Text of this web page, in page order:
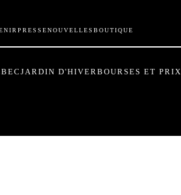
PRESSENOUVELLES BOUTIQUE
JARDIN D'HIVERBOURSES ET PRIX